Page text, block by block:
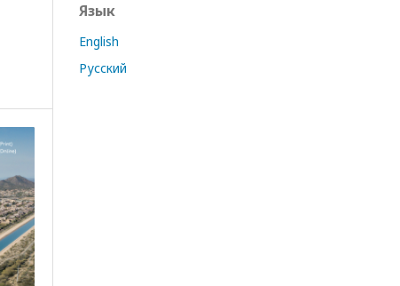
Язык
English
Русский